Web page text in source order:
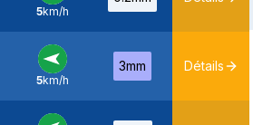
S -
5km/h
E -
5km/h
3mm Détails